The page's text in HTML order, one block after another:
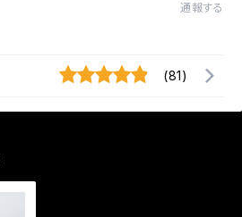
通報する
(81)